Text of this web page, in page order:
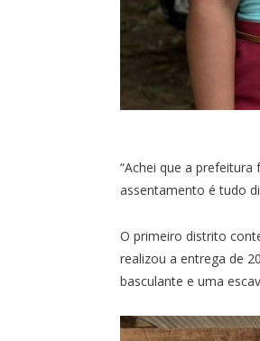
“Achei que a
assentamento é tudo
O primeiro distrito
realizou a entrega de
basculante e uma